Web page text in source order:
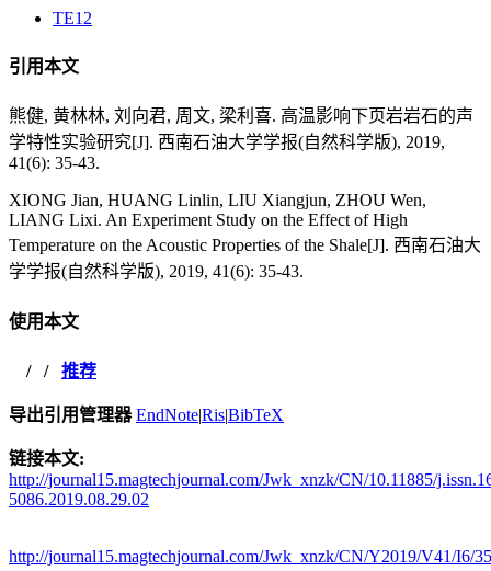
TE12
引用本文
熊健, 黄林林, 刘向君, 周文, 梁利喜. 高温影响下页岩岩石的声
学特性实验研究[J]. 西南石油大学学报(自然科学版), 2019,
41(6): 35-43.
XIONG Jian, HUANG Linlin, LIU Xiangjun, ZHOU Wen,
LIANG Lixi. An Experiment Study on the Effect of High
Temperature on the Acoustic Properties of the Shale[J]. 西南石油大
学学报(自然科学版), 2019, 41(6): 35-43.
使用本文
/ / 推荐
导出引用管理器 EndNote|Ris|BibTeX
链接本文:
http://journal15.magtechjournal.com/Jwk_xnzk/CN/10.11885/
5086.2019.08.29.02
http://journal15.magtechjournal.com/Jwk_xnzk/CN/Y2019/V41/I6/35